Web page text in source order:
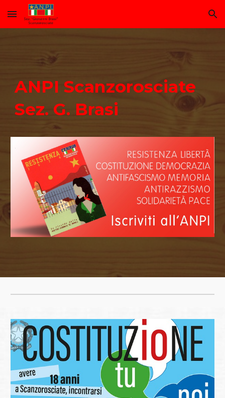
Skip to main content Skip to navigation
ANPI Scanzorosciate
Sez. G. Brasi